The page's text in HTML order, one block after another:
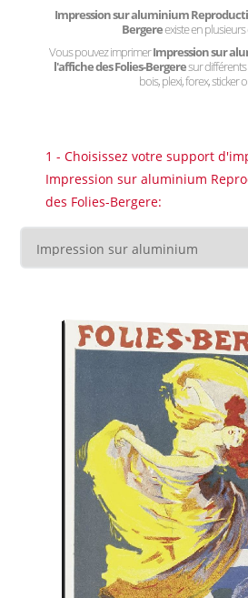
Impression sur aluminium
Bergereexiste en
Vous pouvez imprimerImpression sur
l'affiche des Folies-Bergeresur
bois, plexi, forex, sticker
1 - Choisissez votre support
Impression sur aluminium
des Folies-Bergere: